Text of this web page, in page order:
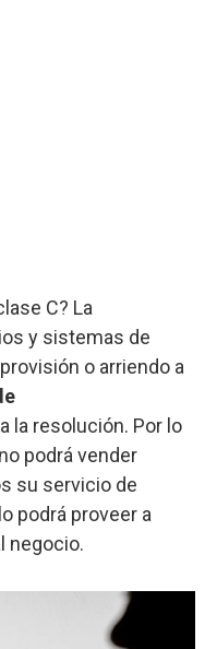
C? La
y sistemas de
o arriendo a
la resolución. Por lo
podrá vender
su servicio de
podrá proveer a
negocio.